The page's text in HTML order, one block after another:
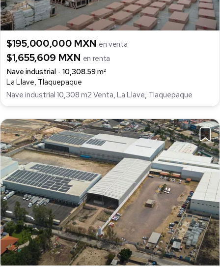
$195,000,000 MXN en venta
$1,655,609 MXN en renta
Nave industrial
10,308.59 m²
La Llave, Tlaquepaque
Nave industrial 10,308 m2 Venta, La Llave, Tlaquepaque